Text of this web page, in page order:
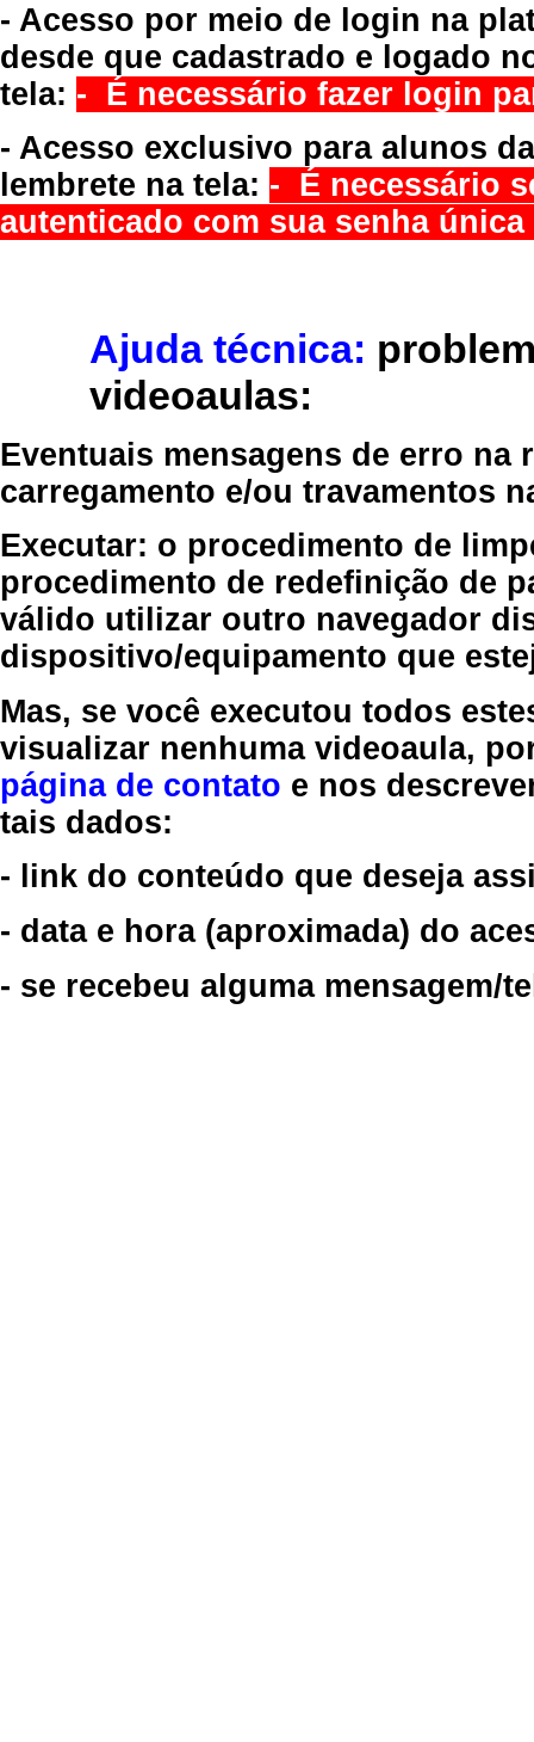
- Acesso por meio de login na
desde que cadastrado e logado
tela: - É necessário fazer login
- Acesso exclusivo para alunos
lembrete na tela: - É necessário
autenticado com sua senha
Ajuda técnica:
videoaulas:
Eventuais mensagens de erro
carregamento e/ou travamentos
Executar: o procedimento de
procedimento de redefinição de
válido utilizar outro navegador
dispositivo/equipamento que
Mas, se você executou todos
visualizar nenhuma videoaula,
página de contato e nos
tais dados:
- link do conteúdo que deseja
- data e hora (aproximada) do
- se recebeu alguma mensagem/